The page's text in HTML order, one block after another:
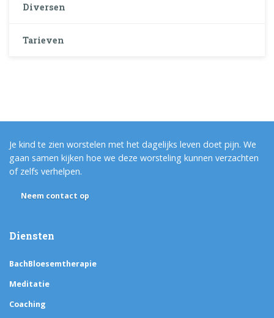
Diversen
Tarieven
Je kind te zien worstelen met het dagelijks leven doet pijn. We
gaan samen kijken hoe we deze worsteling kunnen verzachten
of zelfs verhelpen.
Neem contact op
Diensten
BachBloesemtherapie
Meditatie
Coaching